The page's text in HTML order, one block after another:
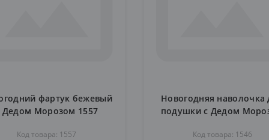
фартук бежевый
Дедом Морозом 1557
Код товара: 1557
Новогодняя наволочка
подушки с Дедом
Код товара: 1546